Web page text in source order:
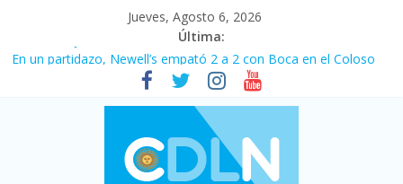
Jueves, Agosto 6, 2026
Última:
Pullaro mejora sus relaciones con el Gobierno nacional
En un partidazo, Newell’s empató 2 a 2 con Boca en el Coloso
Vacaciones de invierno con más movimiento y consumo
turístico: 4,6 millones de personas viajaron por el país, un 5,9%
Fuerte caída de la venta de autos usados en julio: bajó un 12,6%